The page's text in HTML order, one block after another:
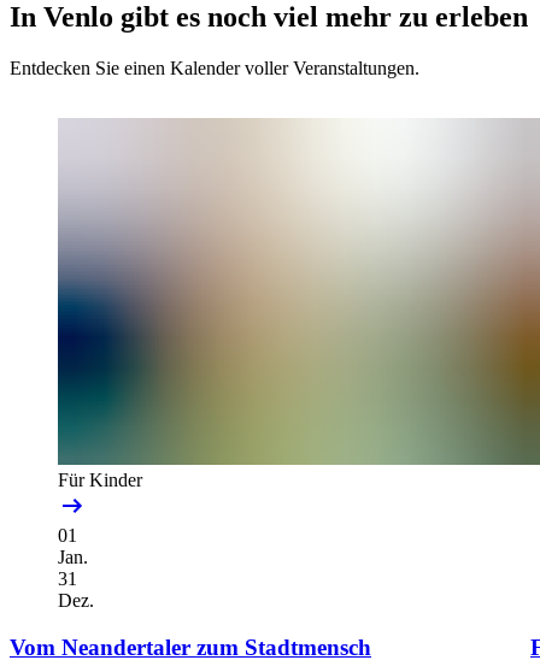
In Venlo gibt es noch viel mehr zu erleben
Entdecken Sie einen Kalender voller Veranstaltungen.
Für Kinder
01
Jan.
31
Dez.
Vom Neandertaler zum Stadtmensch